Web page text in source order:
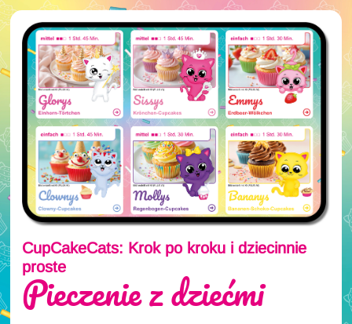
CupCakeCats: Krok po kroku i dziecinnie
proste
Pieczenie z dziećmi